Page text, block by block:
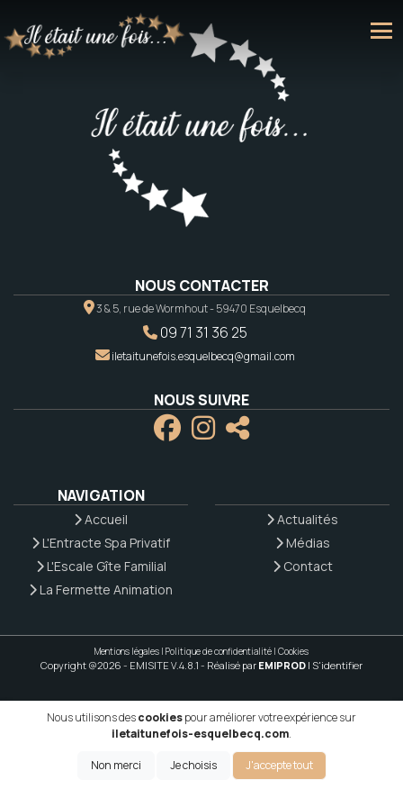
NOUS CONTACTER
3 & 5, rue de Wormhout - 59470 Esquelbecq
09 71 31 36 25
iletaitunefois.esquelbecq@gmail.com
NOUS SUIVRE
NAVIGATION
Accueil
L'Entracte Spa Privatif
L'Escale Gîte Familial
La Fermette Animation
Actualités
Médias
Contact
Mentions légales | Politique de confidentialité | Cookies
Copyright @2026 - EMISITE V.4.8.1 - Réalisé par EMIPROD | S'identifier
Nous utilisons descookiespour améliorer votre expérience sur
iletaitunefois-esquelbecq.com.
Non merci Je choisis J'accepte tout